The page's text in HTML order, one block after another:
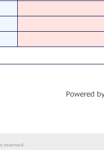
reserved.